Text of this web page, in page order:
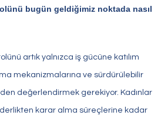
bugün geldiğimiz noktada nasıl
artık yalnızca iş gücüne katılım
mekanizmalarına ve sürdürülebilir
değerlendirmek gerekiyor. Kadınlar
karar alma süreçlerine kadar